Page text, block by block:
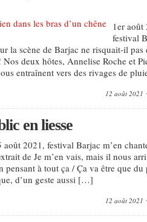
1er août
festival
la scène de Barjac ne risquait-il pas
deux hôtes, Annelise Roche et
entraînent vers des rivages de
12 août 2021
en liesse
août 2021, festival Barjac m’en
de Je m’en vais, mais il nous
à tout ça / Ça va être que
d’un geste aussi […]
12 août 2021